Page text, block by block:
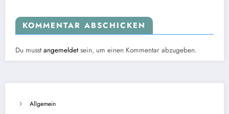
KOMMENTAR ABSCHICKEN
Du musstangemeldetsein, um einen Kommentar abzugeben.
Allgemein